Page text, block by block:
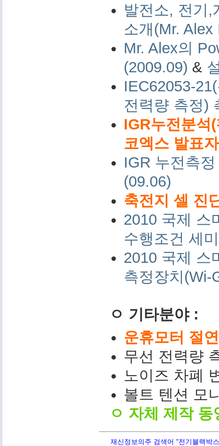
발전소, 전기,
소개(Mr.
Mr. Alex의
(2009.09) &
IEC62053-
전력량 측정)
IGR누전분석
코엑스 발표
IGR 누전측
(09.06)
축전지 셀 진
2010 국제 스
수행조건 세
2010 국제 스
측정장치(Wi-
ㅇ 기타분야 :
운휴모터 절
무선 전력량
노이즈 차폐
볼트 텐션 모
ㅇ 자체 제작
재신정보의주 검색어 "전기블랙박